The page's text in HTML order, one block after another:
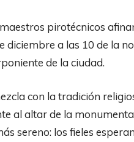
pirotécnicos
diciembre a las 10 de la
de la ciudad.
con la tradición
al altar de la
sereno: los fieles